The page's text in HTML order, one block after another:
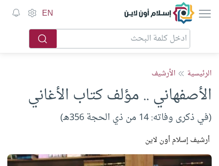
إسلام أون لاين EN
الرئيسية الأرشيف
الأصفهاني .. مؤلف كتاب الأغاني
(في ذكرى وفاته: 14 من ذي الحجة 356هـ)
أرشيف إسلام أون لاين